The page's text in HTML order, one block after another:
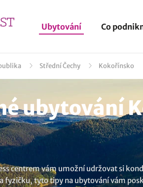
Ubytování Co
Střední Čechy Kokořínsko
ubytování
centrem vám umožní udržovat si
fyzičku, tyto tipy na ubytování vám